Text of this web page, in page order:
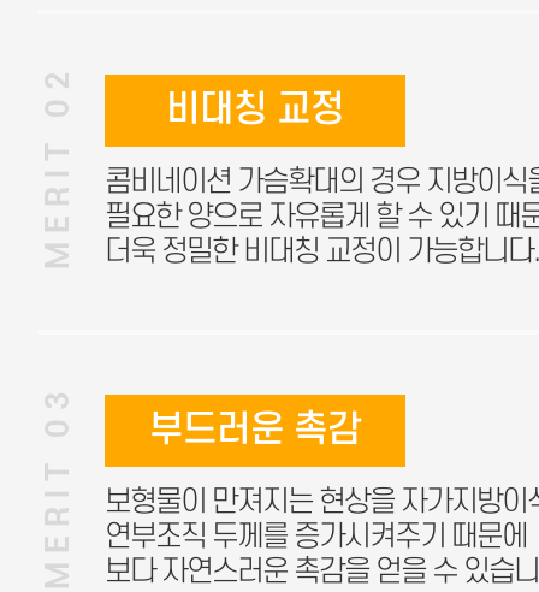
MERIT 02 비대칭 교정
콤비네이션 가슴확대의 경우 지방이식
필요한 양으로 자유롭게 할 수 있기 때
더욱 정밀한 비대칭 교정이 가능합니다.
MERIT 03 부드러운 촉감
보형물이 만져지는 현상을 자가지방이
연부조직 두께를 증가시켜주기 때문에
보다 자연스러운 촉감을 얻을 수 있습